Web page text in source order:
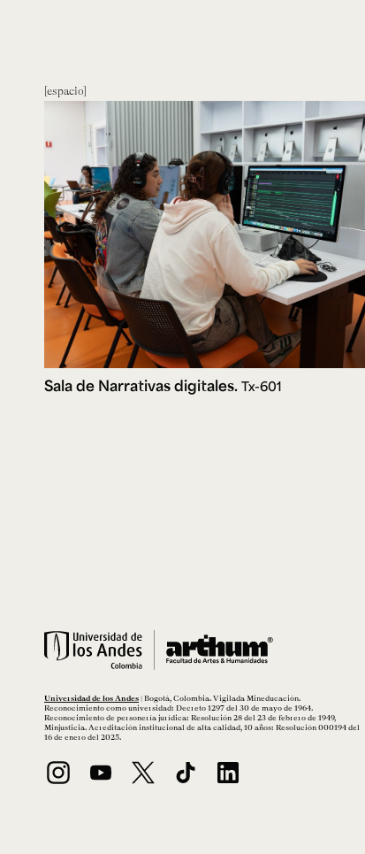
espacio
Sala de Narrativas digitales. Tx-601
Universidad de los Andes | Bogotá, Colombia. Vigilada Mineducación.
Reconocimiento como universidad: Decreto 1297 del 30 de mayo de 1964.
Reconocimiento de personería jurídica: Resolución 28 del 23 de febrero de 1949,
Minjusticia. Acreditación institucional de alta calidad, 10 años: Resolución 000194 del
16 de enero del 2025.